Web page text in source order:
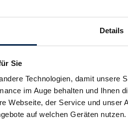
Details
Sie
Technologien, damit unsere
im Auge behalten und Ihnen
Webseite, der Service und
auf welchen Geräten nutzen.